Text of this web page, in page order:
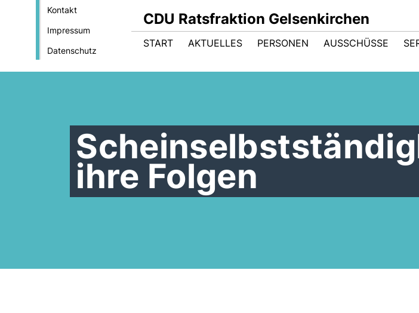
Kontakt
Impressum
Datenschutz
CDU Ratsfraktion Gelsenkirchen
START AKTUELLES PERSONEN AUSSCHÜSSE
ihre Folgen